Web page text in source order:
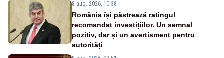
8 aug. 2026, 10:38
România își păstrează ratingul
recomandat investițiilor. Un semnal
pozitiv, dar și un avertisment pentru
autorități